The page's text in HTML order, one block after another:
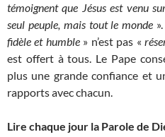
témoignent que Jésus est venu
seul peuple, mais tout le monde
fidèle et humble » n’est pas «
est offert à tous. Le Pape
plus une grande confiance et
rapports avec chacun.
Lire chaque jour la Parole de